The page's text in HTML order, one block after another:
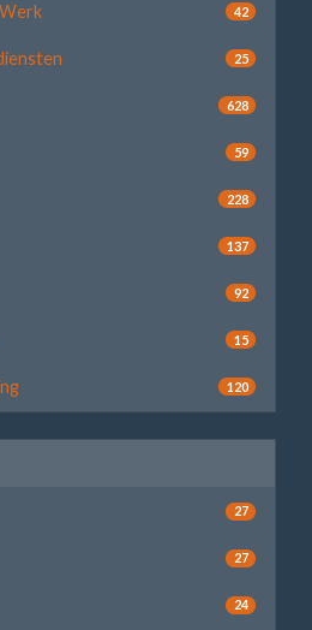
42
25
628
59
228
137
92
15
120
27
27
24